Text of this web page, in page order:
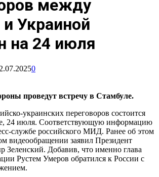
между
Украиной
на 24 июля
0
проведут встречу в Стамбуле.
украинских переговоров состоится
24 июля. Соответствующую информацию
службе российского МИД. Ранее об этом
видеообращении заявил Президент
Зеленский. Добавив, что именно глава
Рустем Умеров обратился к России с